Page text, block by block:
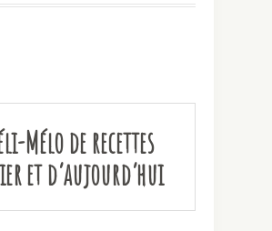
Mélo de recettes
et d’aujourd’hui